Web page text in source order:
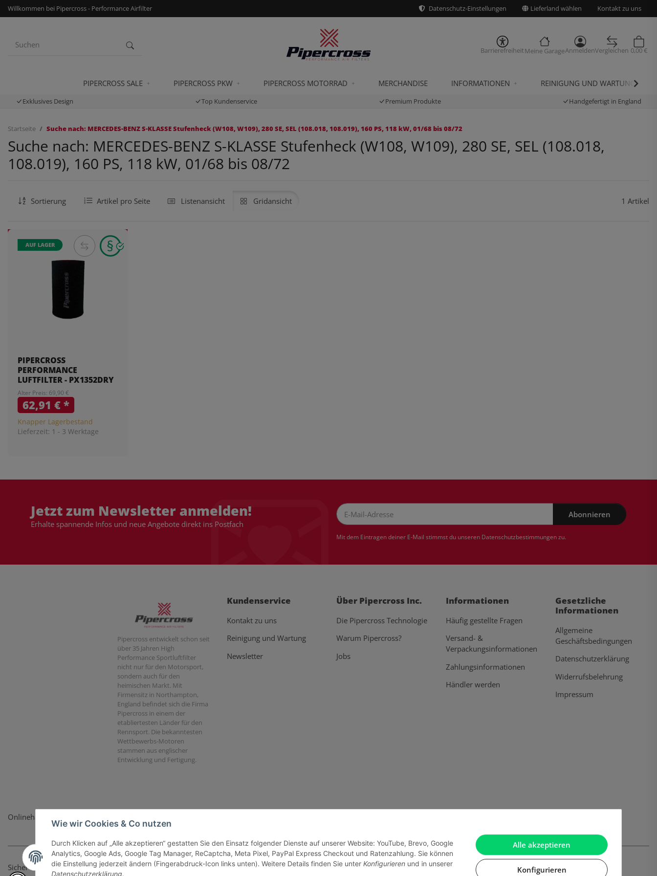
Alle akzeptieren
Konfigurieren
Wie wir Cookies & Co nutzen
Durch Klicken auf „Alle akzeptieren“ gestatten Sie den Einsatz folgender Dienste auf unserer Website: YouTube, Brevo, Google
Analytics, Google Ads, Google Tag Manager, ReCaptcha, Meta Pixel, PayPal Express Checkout und Ratenzahlung. Sie können
die Einstellung jederzeit ändern (Fingerabdruck-Icon links unten). Weitere Details finden Sie unter Konfigurieren und in unserer
Datenschutzerklärung.
Willkommen bei Pipercross - Performance Airfilter Datenschutz-Einstellungen Lieferland wählen Kontakt zu uns
BarrierefreiheitMeine GarageAnmeldenVergleichen 0,00 €
PIPERCROSS SALE PIPERCROSS PKW PIPERCROSS MOTORRAD MERCHANDISE INFORMATIONEN REINIGUNG UND WARTUNG
Exklusives Design Top Kundenservice Premium Produkte Handgefertigt in England
Startseite Suche nach: MERCEDES-BENZ S-KLASSE Stufenheck (W108, W109), 280 SE, SEL (108.018, 108.019), 160 PS, 118 kW, 01/68 bis 08/72
Suche nach: MERCEDES-BENZ S-KLASSE Stufenheck (W108, W109), 280 SE, SEL (108.018,
108.019), 160 PS, 118 kW, 01/68 bis 08/72
Sortierung Artikel pro Seite Listenansicht Gridansicht 1 Artikel
AUF LAGER
PIPERCROSS
PERFORMANCE
LUFTFILTER - PX1352DRY
Alter Preis: 69,90 €
62,91 €*
Knapper Lagerbestand
Lieferzeit: 1 - 3 Werktage
Jetzt zum Newsletter anmelden!
Erhalte spannende Infos und neue Angebote direkt ins Postfach
Abonnieren
Mit dem Eintragen deiner E-Mail stimmst du unseren Datenschutzbestimmungenzu.
Pipercross entwickelt schon seit
über 35 Jahren High
Performance Sportluftfilter
nicht nur für den Motorsport,
sondern auch für den
heimischen Markt. Mit
Firmensitz in Northampton,
England befindet sich die Firma
Pipercross in einem der
etabliertesten Länder für den
Rennsport. Die bekanntesten
Wettbewerbs-Motoren
stammen aus englischer
Entwicklung und Fertigung.
Kundenservice
Kontakt zu uns
Reinigung und Wartung
Newsletter
Über Pipercross Inc.
Die Pipercross Technologie
Warum Pipercross?
Jobs
Informationen
Häufig gestellte Fragen
Versand- &
Verpackungsinformationen
Zahlungsinformationen
Händler werden
Gesetzliche
Informationen
Allgemeine
Geschäftsbedingungen
Datenschutzerklärung
Widerrufsbelehrung
Impressum
Onlinehandel basiert auf Vertrauen:
Sicher bezahlen via: